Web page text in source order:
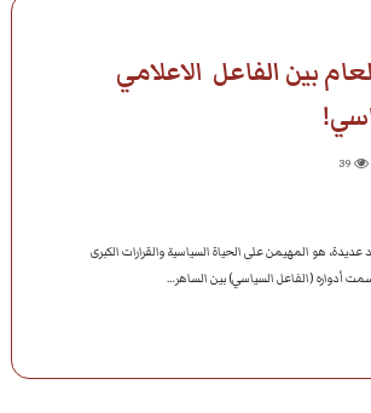
بين الفاعل الاعلامي
39
هو المهيمن على الحياة السياسية والقرارات الكبرى
أدواره (الفاعل السياسي) بين الساهر…